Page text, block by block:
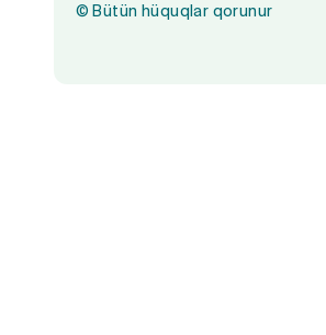
© Bütün hüquqlar qorunur